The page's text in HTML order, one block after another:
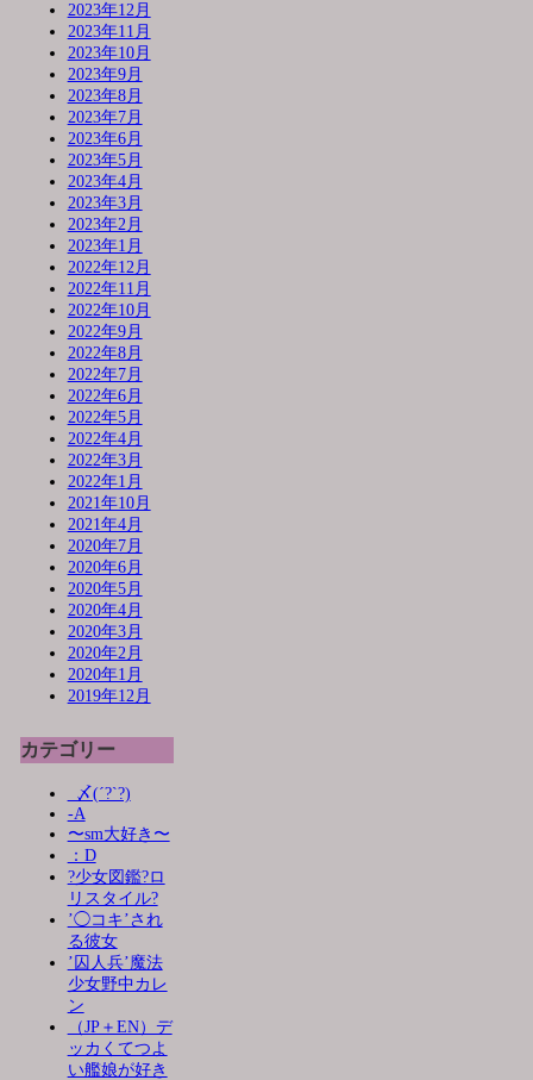
2023年12月
2023年11月
2023年10月
2023年9月
2023年8月
2023年7月
2023年6月
2023年5月
2023年4月
2023年3月
2023年2月
2023年1月
2022年12月
2022年11月
2022年10月
2022年9月
2022年8月
2022年7月
2022年6月
2022年5月
2022年4月
2022年3月
2022年1月
2021年10月
2021年4月
2020年7月
2020年6月
2020年5月
2020年4月
2020年3月
2020年2月
2020年1月
2019年12月
カテゴリー
_〆(´?`?)
-A
〜sm大好き〜
：D
?少女図鑑?ロ
リスタイル?
’◯コキ’され
る彼女
’囚人兵’魔法
少女野中カレ
ン
（JP＋EN）デ
ッカくてつよ
い艦娘が好き